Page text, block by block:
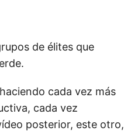
de élites que
cada vez más
cada vez
posterior, este otro,